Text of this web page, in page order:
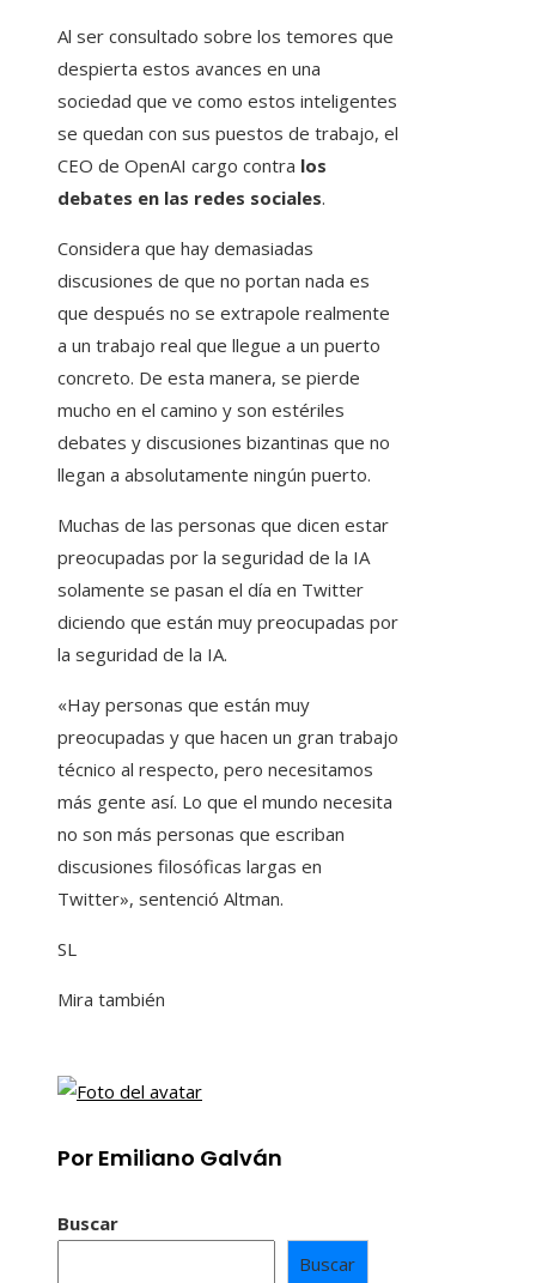
Al ser consultado sobre los temores que
despierta estos avances en una
sociedad que ve como estos inteligentes
se quedan con sus puestos de trabajo, el
CEO de OpenAI cargo contra los
debates en las redes sociales.
Considera que hay demasiadas
discusiones de que no portan nada es
que después no se extrapole realmente
a un trabajo real que llegue a un puerto
concreto. De esta manera, se pierde
mucho en el camino y son estériles
debates y discusiones bizantinas que no
llegan a absolutamente ningún puerto.
Muchas de las personas que dicen estar
preocupadas por la seguridad de la IA
solamente se pasan el día en Twitter
diciendo que están muy preocupadas por
la seguridad de la IA.
«Hay personas que están muy
preocupadas y que hacen un gran trabajo
técnico al respecto, pero necesitamos
más gente así. Lo que el mundo necesita
no son más personas que escriban
discusiones filosóficas largas en
Twitter», sentenció Altman.
SL
Mira también
Por Emiliano Galván
Buscar
Buscar